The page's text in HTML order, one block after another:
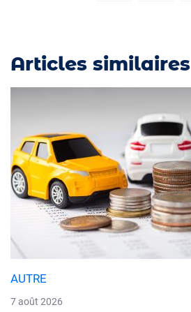
Articles similaires
AUTRE
7 août 2026